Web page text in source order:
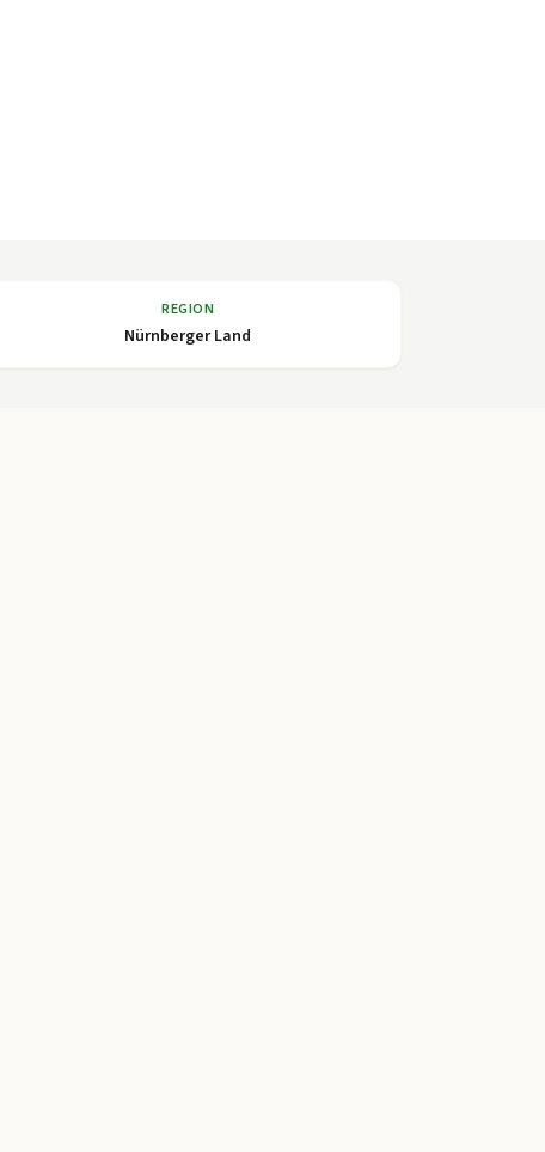
REGION
Nürnberger Land